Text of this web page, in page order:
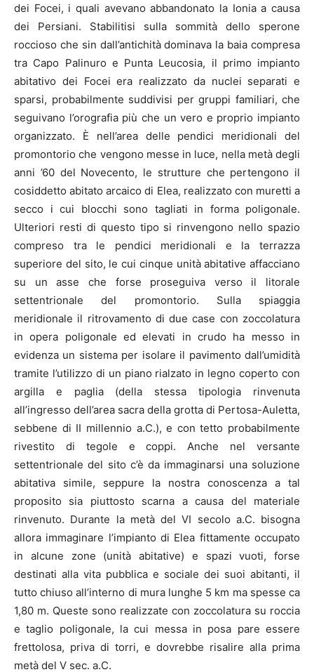
dei Focei, i quali avevano abbandonato la Ionia a causa
dei Persiani. Stabilitisi sulla sommità dello sperone
roccioso che sin dall’antichità dominava la baia compresa
tra Capo Palinuro e Punta Leucosia, il primo impianto
abitativo dei Focei era realizzato da nuclei separati e
sparsi, probabilmente suddivisi per gruppi familiari, che
seguivano l’orografia più che un vero e proprio impianto
organizzato. È nell’area delle pendici meridionali del
promontorio che vengono messe in luce, nella metà degli
anni ’60 del Novecento, le strutture che pertengono il
cosiddetto abitato arcaico di Elea, realizzato con muretti a
secco i cui blocchi sono tagliati in forma poligonale.
Ulteriori resti di questo tipo si rinvengono nello spazio
compreso tra le pendici meridionali e la terrazza
superiore del sito, le cui cinque unità abitative affacciano
su un asse che forse proseguiva verso il litorale
settentrionale del promontorio. Sulla spiaggia
meridionale il ritrovamento di due case con zoccolatura
in opera poligonale ed elevati in crudo ha messo in
evidenza un sistema per isolare il pavimento dall’umidità
tramite l’utilizzo di un piano rialzato in legno coperto con
argilla e paglia (della stessa tipologia rinvenuta
all’ingresso dell’area sacra della grotta di Pertosa-Auletta,
sebbene di II millennio a.C.), e con tetto probabilmente
rivestito di tegole e coppi. Anche nel versante
settentrionale del sito c’è da immaginarsi una soluzione
abitativa simile, seppure la nostra conoscenza a tal
proposito sia piuttosto scarna a causa del materiale
rinvenuto. Durante la metà del VI secolo a.C. bisogna
allora immaginare l’impianto di Elea fittamente occupato
in alcune zone (unità abitative) e spazi vuoti, forse
destinati alla vita pubblica e sociale dei suoi abitanti, il
tutto chiuso all’interno di mura lunghe 5 km ma spesse ca
1,80 m. Queste sono realizzate con zoccolatura su roccia
e taglio poligonale, la cui messa in posa pare essere
frettolosa, priva di torri, e dovrebbe risalire alla prima
metà del V sec. a.C.